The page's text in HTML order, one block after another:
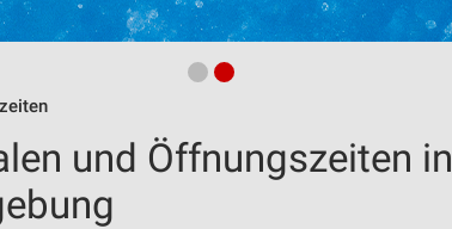
und Öffnungszeiten in